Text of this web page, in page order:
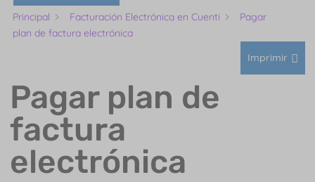
Principal Facturación Electrónica en Cuenti
Pagar
plan de factura electrónica
Imprimir
Pagar plan de
factura
electrónica